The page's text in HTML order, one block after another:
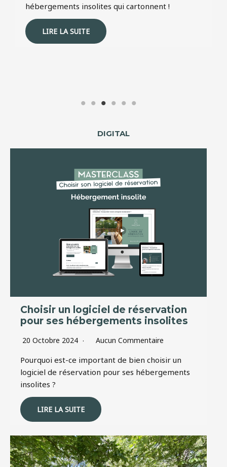
hébergements insolites qui cartonnent !
LIRE LA SUITE
DIGITAL
Choisir un logiciel de réservation
pour ses hébergements insolites
20 Octobre 2024 Aucun Commentaire
Pourquoi est-ce important de bien choisir un
logiciel de réservation pour ses hébergements
insolites ?
LIRE LA SUITE